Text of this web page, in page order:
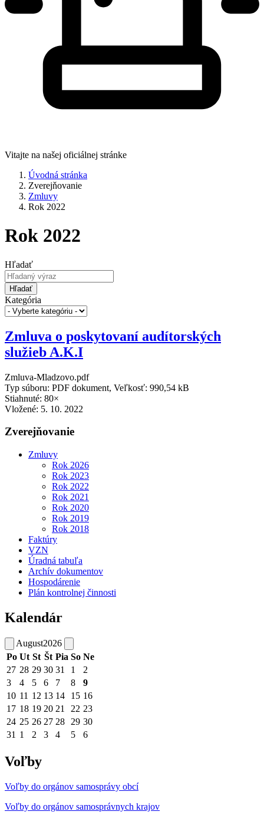
Vitajte na našej oficiálnej stránke
Úvodná stránka
Zverejňovanie
Zmluvy
Rok 2022
Rok 2022
Hľadať
Hľadať
Kategória
Zmluva o poskytovaní audítorských
služieb A.K.I
Zmluva-Mladzovo.pdf
Typ súboru: PDF dokument, Veľkosť: 990,54 kB
Stiahnuté: 80×
Vložené: 5. 10. 2022
Zverejňovanie
Zmluvy
Rok 2026
Rok 2023
Rok 2022
Rok 2021
Rok 2020
Rok 2019
Rok 2018
Faktúry
VZN
Úradná tabuľa
Archív dokumentov
Hospodárenie
Plán kontrolnej činnosti
Kalendár
August2026
Po Ut St Št Pia So Ne
27 28 29 30 31 1
2
3
4 5 6 7 8
9
10 11 12 13 14 15 16
17 18 19 20 21 22 23
24 25 26 27 28 29 30
31 1 2 3 4 5 6
Voľby
Voľby do orgánov samosprávy obcí
Voľby do orgánov samosprávnych krajov